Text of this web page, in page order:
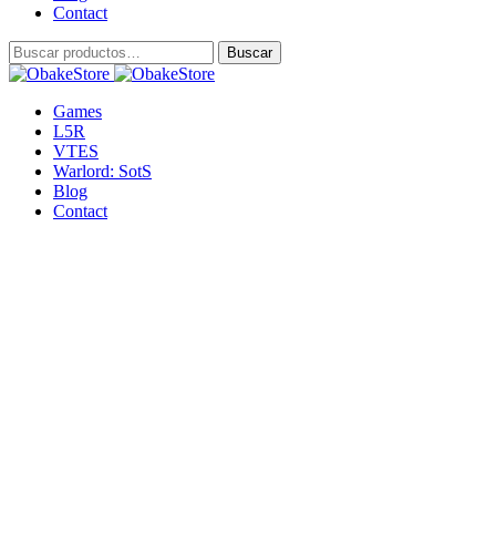
Contact
Buscar
por:
Buscar
Games
L5R
VTES
Warlord: SotS
Blog
Contact